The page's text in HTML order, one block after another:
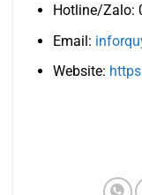
Hotline/Zalo:
Email:
Website: